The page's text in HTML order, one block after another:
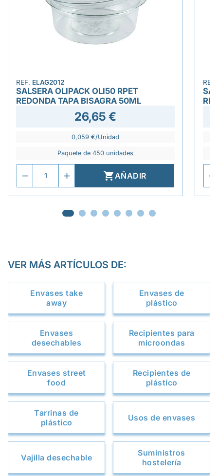
REF. ELAG2012
SALSERA OLIPACK OLI50 RPET
REDONDA TAPA BISAGRA 50ML
26,65 €
0,059 €/Unidad
Paquete de 450 unidades
AÑADIR
VER MÁS ARTÍCULOS DE:
Envases take
away
Envases de
plástico
Envases
desechables
Recipientes para
microondas
Envases street
food
Recipientes de
plástico
Tarrinas de
plástico
Usos de envases
Vajilla desechable
Suministros
hostelería